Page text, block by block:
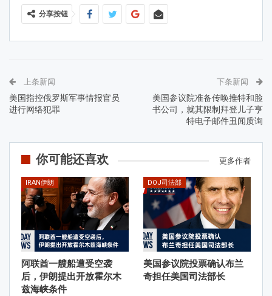
分享按钮
上条新闻
美国指控俄罗斯军事情报官员
进行网络犯罪
下条新闻
美国参议院准备传唤推特和脸
书公司，就其限制拜登儿子亨
特电子邮件丑闻质询
你可能还喜欢 更多作者
IRAN伊朗
阿联酋一艘船遭受空袭
后，伊朗提出开放霍尔木
兹海峡条件
DOJ司法部
美国参议院投票确认布兰
奇担任美国司法部长